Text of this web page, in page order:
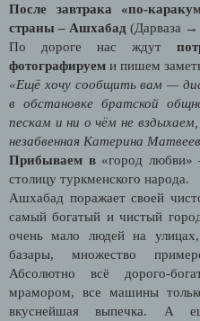
После завтрака «по-
страны – Ашхабад (Дарваза
По дороге нас ждут
фотографируем и пишем
«Ещё хочу сообщить вам —
в обстановке братской
пескам и ни о чём не
незабвенная Катерина
Прибываем в«город любви»
столицу туркменского народа.
Ашхабад поражает своей
самый богатый и чистый
очень мало людей на
базары, множество
Абсолютно всё дорого-
мрамором, все машины
вкуснейшая выпечка. А